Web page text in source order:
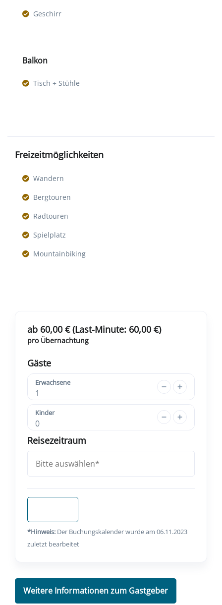
Geschirr
Balkon
Tisch + Stühle
Freizeitmöglichkeiten
Wandern
Bergtouren
Radtouren
Spielplatz
Mountainbiking
ab 60,00 € (Last-Minute: 60,00 €)
pro Übernachtung
Gäste
Erwachsene
1
Kinder
0
Reisezeitraum
*Hinweis: Der Buchungskalender wurde am 06.11.2023
zuletzt bearbeitet
Weitere Informationen zum Gastgeber